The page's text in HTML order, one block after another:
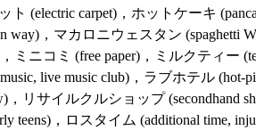
(electric carpet)，ホットケーキ
way)，マカロニウェスタン (spaghetti
ミニコミ (free paper)，ミルクティー
live music club)，ラブホテル (hot-
リサイルクルショップ (secondhand
，ロスタイム (additional time,